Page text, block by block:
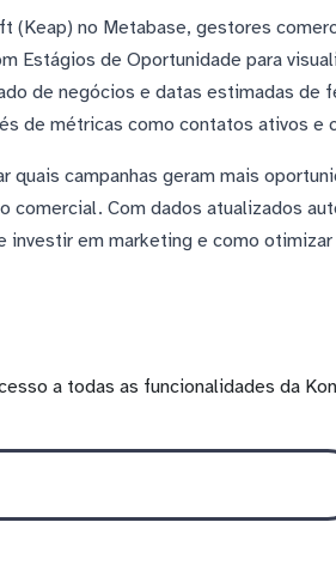
(Keap) no Metabase, gestores
Estágios de Oportunidade para
de negócios e datas estimadas
de métricas como contatos ativos e
campanhas geram mais
comercial. Com dados atualizados
investir em marketing e como
a todas as funcionalidades da